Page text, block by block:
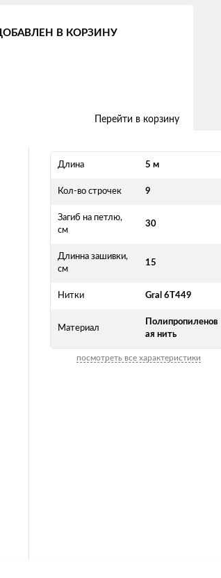
(ATR-S-8)
Длина 5 м
Кол-во строчек 9
Загиб на петлю,
см
30
Длинна зашивки,
см
15
Нитки Gral 6T449
Материал
Полипропиленов
ая нить
посмотреть все характеристики
В КОРЗИНУ
Перейти в корзину